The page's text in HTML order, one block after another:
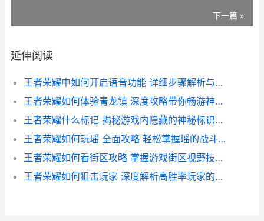
下一篇 »
延伸阅读
王者荣耀中如何开启语音功能 详细步骤解析与使用技巧
王者荣耀如何体验青龙镇 深度攻略带你畅游神秘战场
王者荣耀什么标记 揭秘游戏内隐藏的神秘标识与作用
王者荣耀如何玩瑶 全面攻略 轻松掌握瑶的战斗技巧与策略
王者荣耀如何看街区攻略 掌握游戏街区视野技巧全解析
王者荣耀如何狙击玩家 深度解析高胜率玩家的狙击战术